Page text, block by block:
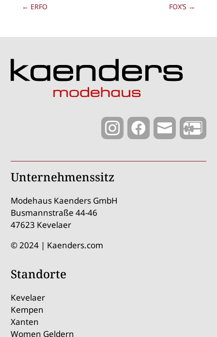
← ERFO FOX’S →



Unternehmenssitz
Modehaus Kaenders GmbH
Busmannstraße 44-46
47623 Kevelaer
© 2024 | Kaenders.com
Standorte
Kevelaer
Kempen
Xanten
Women Geldern